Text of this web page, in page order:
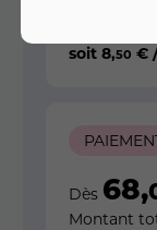
soit 8,50 €
Dès 68,
Montant